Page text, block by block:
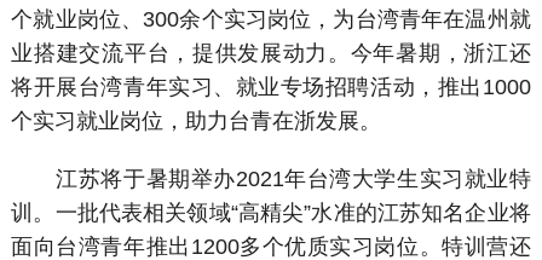
个就业岗位、300余个实习岗位，为台湾青年在温州就
业搭建交流平台，提供发展动力。今年暑期，浙江还
将开展台湾青年实习、就业专场招聘活动，推出1000
个实习就业岗位，助力台青在浙发展。
江苏将于暑期举办2021年台湾大学生实习就业特
训。一批代表相关领域“高精尖”水准的江苏知名企业将
面向台湾青年推出1200多个优质实习岗位。特训营还